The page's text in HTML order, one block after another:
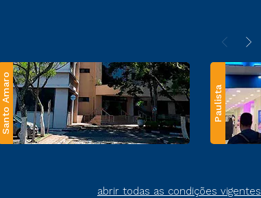
Santo Amaro Paulista
abrir todas as condições vigentes